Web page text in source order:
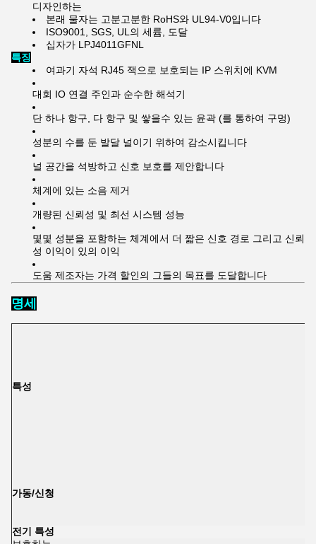
디자인하는
본래 물자는 고분고분한 RoHS와 UL94-V0입니다
ISO9001, SGS, UL의 세륨, 도달
십자가 LPJ4011GFNL
특징
여과기 자석 RJ45 잭으로 보호되는 IP 스위치에 KVM
대회 IO 연결 주인과 순수한 해석기
단 하나 항구, 다 항구 및 쌓을수 있는 윤곽 (를 통하여 구멍)
성분의 수를 둔 발달 널이기 위하여 감소시킵니다
널 공간을 석방하고 신호 보호를 제안합니다
체계에 있는 소음 제거
개량된 신뢰성 및 최선 시스템 성능
몇몇 성분을 포함하는 체계에서 더 짧은 신호 경로 그리고 신뢰
성 이익이 있의 이익
도움 제조자는 가격 할인의 그들의 목표를 도달합니다
명세
특성
가동/신청
전기 특성